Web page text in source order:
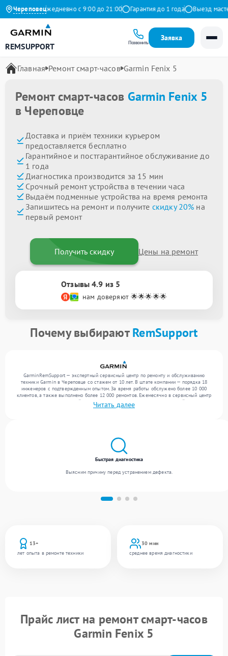
Череповец
Яндекс Ежедневно с 9:00 до 21:00 Гарантия до 1 года Выезд
REMSUPPORT Позвонить
Заявка
Главная Ремонт смарт-часов Garmin Fenix 5
Ремонт смарт-часов Garmin Fenix 5
в Череповце
Доставка и приём техники курьером
предоставляется бесплатно
Гарантийное и постгарантийное обслуживание до
1 года
Диагностика производится за 15 мин
Срочный ремонт устройства в течении часа
Выдаём подменные устройства на время ремонта
Запишитесь на ремонт и получите скидку 20% на
первый ремонт
Получить скидку Цены на ремонт
Отзывы 4.9 из 5
нам доверяют 🌟🌟🌟🌟🌟
Почему выбираютRemSupport
GarminRemSupport — экспертный сервисный центр по ремонту и обслуживанию
техники Garmin в Череповце со стажем от 10 лет. В штате компании — порядка 18
инженеров с подтвержденным опытом. За время работы обслужено более 10 000
клиентов, а также выполнено более 12 000 ремонтов. Ежемесячно в сервисный центр
поступает более 300 устройств, включая , , . Мы беремся за задачи любой сложности
и гарантируем высокое качество обслуживания благодаря отлаженным процессам
Читать далее
13+
лет опыта в ремонте техники
30 мин
среднее время диагностики
Быстрая диагностика
Выясним причину перед устранением дефекта.
Прайс лист на ремонт смарт-часов
Garmin Fenix 5